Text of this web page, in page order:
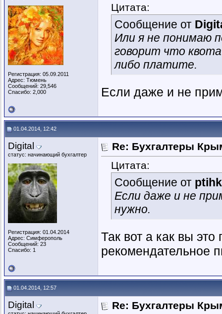
Регистрация: 05.09.2011
Адрес: Тюмень
Сообщений: 29,546
Спасибо: 2,000
Цитата:
Сообщение от
Или я не понимаю
говорит что
либо платите.
Если даже и не
01.04.2014, 12:42
Digital
статус: начинающий бухгалтер
Регистрация: 01.04.2014
Адрес: Симферополь
Сообщений: 23
Спасибо: 1
Re: Бухгалтеры
Цитата:
Сообщение от
Если даже и не
нужно.
Так вот а как вы
рекомендательное
01.04.2014, 12:57
Digital Re: Бухгалтеры